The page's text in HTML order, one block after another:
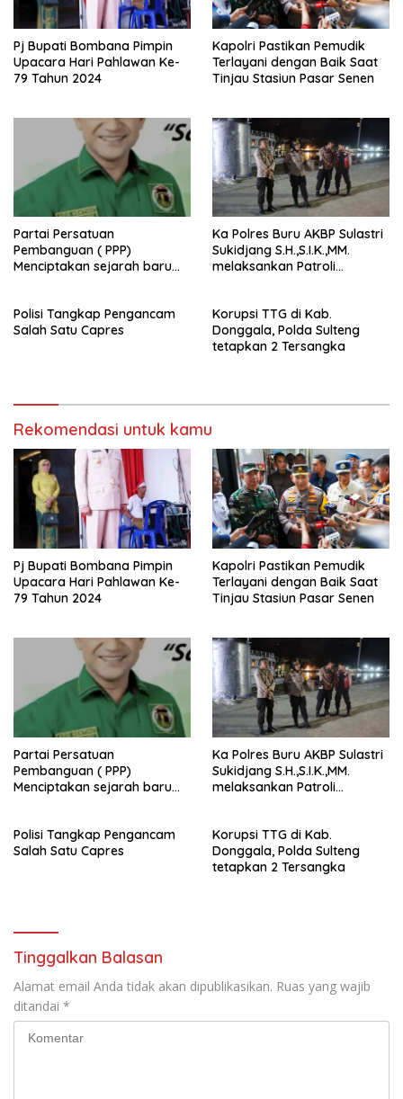
Pj Bupati Bombana Pimpin
Upacara Hari Pahlawan Ke-
79 Tahun 2024
Kapolri Pastikan Pemudik
Terlayani dengan Baik Saat
Tinjau Stasiun Pasar Senen
Partai Persatuan
Pembanguan ( PPP)
Menciptakan sejarah baru
Buru (Namlea).
Ka Polres Buru AKBP Sulastri
Sukidjang S.H.,S.I.K.,MM.
melaksankan Patroli
Polisi Tangkap Pengancam
Salah Satu Capres
Korupsi TTG di Kab.
Donggala, Polda Sulteng
tetapkan 2 Tersangka
Rekomendasi untuk kamu
Pj Bupati Bombana Pimpin
Upacara Hari Pahlawan Ke-
79 Tahun 2024
Kapolri Pastikan Pemudik
Terlayani dengan Baik Saat
Tinjau Stasiun Pasar Senen
Partai Persatuan
Pembanguan ( PPP)
Menciptakan sejarah baru
Buru (Namlea).
Ka Polres Buru AKBP Sulastri
Sukidjang S.H.,S.I.K.,MM.
melaksankan Patroli
Polisi Tangkap Pengancam
Salah Satu Capres
Korupsi TTG di Kab.
Donggala, Polda Sulteng
tetapkan 2 Tersangka
Tinggalkan Balasan
Alamat email Anda tidak akan dipublikasikan. Ruas yang wajib
ditandai *